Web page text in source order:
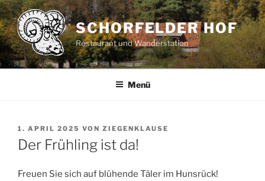
Zum
Inhalt
springen
SCHORFELDER HOF
Restaurant und Wanderstation
Menü
VERÖFFENTLICHT
AM
1. APRIL 2025 VON ZIEGENKLAUSE
Der Frühling ist da!
Freuen Sie sich auf blühende Täler im Hunsrück!